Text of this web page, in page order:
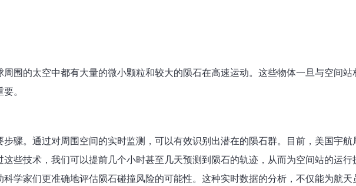
围的太空中都有大量的微小颗粒和较大的陨石在高速运动。这些物体一旦与空间
。
骤。通过对周围空间的实时监测，可以有效识别出潜在的陨石群。目前，美国宇
些技术，我们可以提前几个小时甚至几天预测到陨石的轨迹，从而为空间站的运行
学家们更准确地评估陨石碰撞风险的可能性。这种实时数据的分析，不仅能为航天